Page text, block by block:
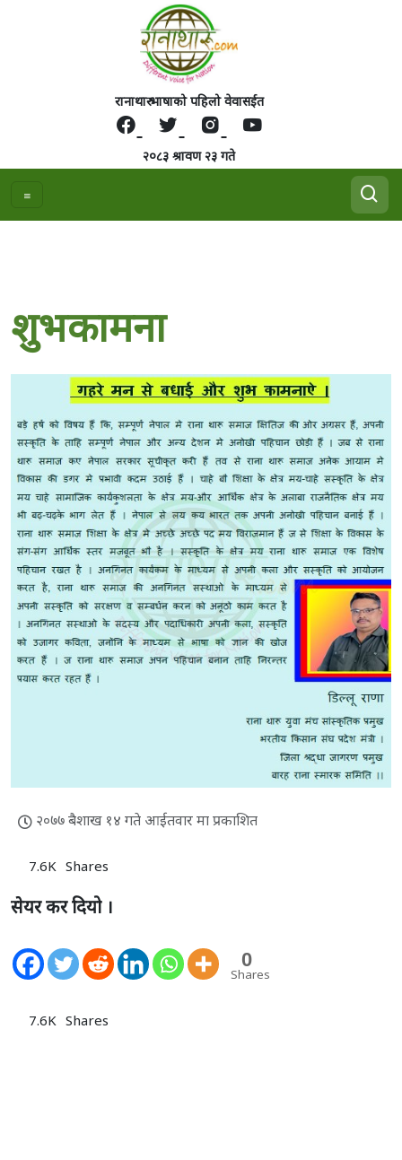
रानाथारु भाषाको पहिलो वेवासईत
२०८३ श्रावण २३ गते
शुभकामना
२०७७ बैशाख १४ गते आईतवार मा प्रकाशित
7.6K Shares
सेयर कर दियो ।
0
Shares
7.6K Shares